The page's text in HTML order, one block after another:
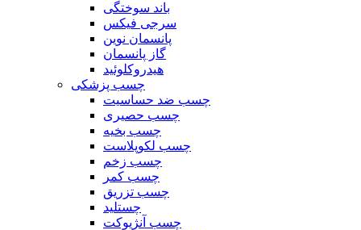
باند سوختگی
سرجی فیکس
پانسمان نوین
گاز پانسمان
هیدروکلوئید
چسب پزشکی
چسب ضد حساسیت
چسب حصیری
چسب بخیه
چسب لکوپلاست
چسب زخم
چسب کمر
چسب تزریق
چستلید
چسب آنژیوکت